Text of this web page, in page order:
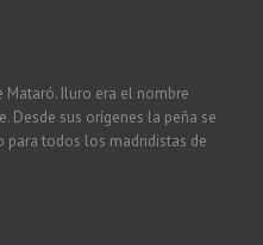
Mataró. Iluro era el nombre
Desde sus orígenes la peña se
para todos los madridistas de